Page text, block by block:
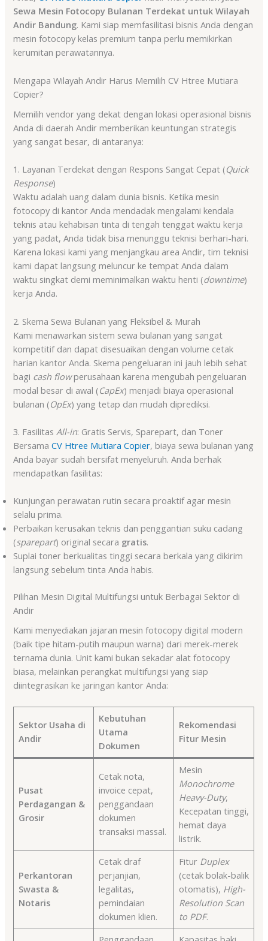
Sewa Mesin Fotocopy Bulanan Terdekat untuk Wilayah
Andir Bandung. Kami siap memfasilitasi bisnis Anda dengan
mesin fotocopy kelas premium tanpa perlu memikirkan
kerumitan perawatannya.
Mengapa Wilayah Andir Harus Memilih CV Htree Mutiara
Copier?
Memilih vendor yang dekat dengan lokasi operasional bisnis
Anda di daerah Andir memberikan keuntungan strategis
yang sangat besar, di antaranya:
1. Layanan Terdekat dengan Respons Sangat Cepat (Quick
Response)
Waktu adalah uang dalam dunia bisnis. Ketika mesin
fotocopy di kantor Anda mendadak mengalami kendala
teknis atau kehabisan tinta di tengah tenggat waktu kerja
yang padat, Anda tidak bisa menunggu teknisi berhari-hari.
Karena lokasi kami yang menjangkau area Andir, tim teknisi
kami dapat langsung meluncur ke tempat Anda dalam
waktu singkat demi meminimalkan waktu henti (downtime)
kerja Anda.
2. Skema Sewa Bulanan yang Fleksibel & Murah
Kami menawarkan sistem sewa bulanan yang sangat
kompetitif dan dapat disesuaikan dengan volume cetak
harian kantor Anda. Skema pengeluaran ini jauh lebih sehat
bagi cash flowperusahaan karena mengubah pengeluaran
modal besar di awal (CapEx) menjadi biaya operasional
bulanan (OpEx) yang tetap dan mudah diprediksi.
3. Fasilitas All-in: Gratis Servis, Sparepart, dan Toner
BersamaCV Htree Mutiara Copier, biaya sewa bulanan yang
Anda bayar sudah bersifat menyeluruh. Anda berhak
mendapatkan fasilitas:
Kunjungan perawatan rutin secara proaktif agar mesin
selalu prima.
Perbaikan kerusakan teknis dan penggantian suku cadang
(sparepart) original secara gratis.
Suplai toner berkualitas tinggi secara berkala yang dikirim
langsung sebelum tinta Anda habis.
Pilihan Mesin Digital Multifungsi untuk Berbagai Sektor di
Andir
Kami menyediakan jajaran mesin fotocopy digital modern
(baik tipe hitam-putih maupun warna) dari merek-merek
ternama dunia. Unit kami bukan sekadar alat fotocopy
biasa, melainkan perangkat multifungsi yang siap
diintegrasikan ke jaringan kantor Anda:
Sektor Usaha di
Andir
Kebutuhan
Utama
Dokumen
Rekomendasi
Fitur Mesin
Pusat
Perdagangan &
Grosir
Cetak nota,
invoice cepat,
penggandaan
dokumen
transaksi massal.
Mesin
Monochrome
Heavy-Duty,
Kecepatan tinggi,
hemat daya
listrik.
Perkantoran
Swasta &
Notaris
Cetak draf
perjanjian,
legalitas,
pemindaian
dokumen klien.
Fitur Duplex
(cetak bolak-balik
otomatis), High-
Resolution Scan
to PDF.